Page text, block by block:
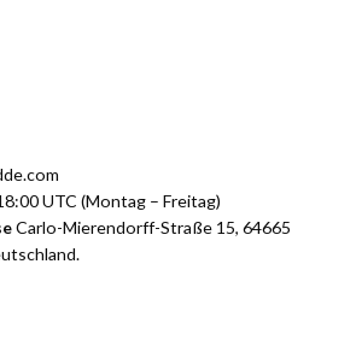
UTC (Montag – Freitag)
Carlo-Mierendorff-Straße 15, 64665